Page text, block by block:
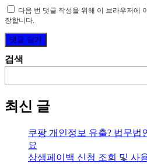
다음 번 댓글 작성을 위해 이 브라우저에
장합니다.
검색
최신 글
쿠팡 개인정보 유출? 법무법
요
상생페이백 신청 조회 및 사